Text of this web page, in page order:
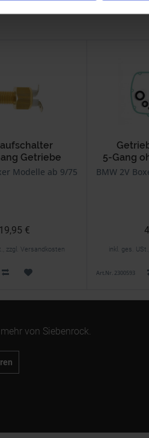
Getriebe
Modelle ab 9/75
19,95 €
zzgl. Versandkosten
5-Gang
BMW 2V
inkl. ges.
Art.Nr. 2300593
von Siebenrock.